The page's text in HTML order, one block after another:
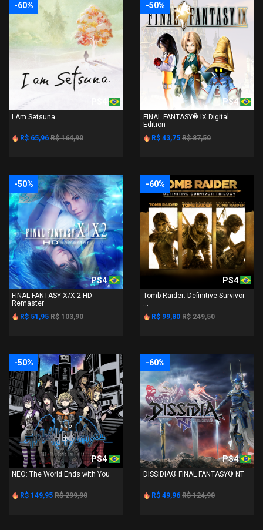
-60%
I Am Setsuna
R$ 65,96 R$ 164,90
-50%
PS4
FINAL FANTASY® IX Digital
Edition
R$ 43,75 R$ 87,50
-50%
PS4
FINAL FANTASY X/X-2 HD
Remaster
R$ 51,95 R$ 103,90
-60%
PS4
Tomb Raider: Definitive Survivor
...
R$ 99,80 R$ 249,50
-50%
PS4
NEO: The World Ends with You
R$ 149,95 R$ 299,90
-60%
PS4
DISSIDIA® FINAL FANTASY® NT
R$ 49,96 R$ 124,90